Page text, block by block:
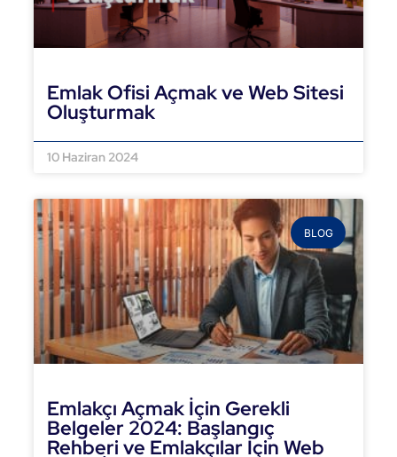
Emlak Ofisi Açmak ve Web Sitesi
Oluşturmak
10 Haziran 2024
BLOG
Emlakçı Açmak İçin Gerekli
Belgeler 2024: Başlangıç
Rehberi ve Emlakçılar İçin Web